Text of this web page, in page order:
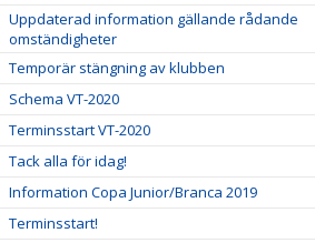
Uppdaterad information gällande rådande
omständigheter
Temporär stängning av klubben
Schema VT-2020
Terminsstart VT-2020
Tack alla för idag!
Information Copa Junior/Branca 2019
Terminsstart!